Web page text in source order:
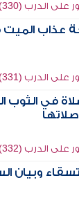
الدرب (330))
عذاب الميت
الدرب (331))
في الثوب
الدرب (332))
وبيان